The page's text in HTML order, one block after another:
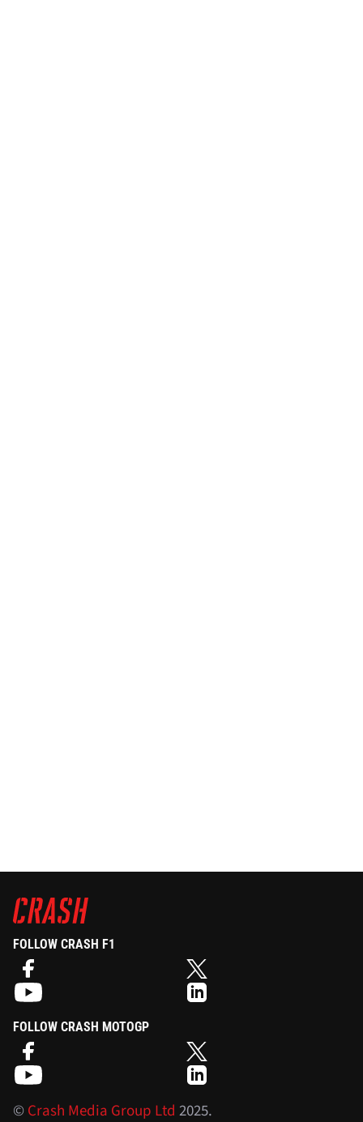
FOLLOW CRASH F1
FOLLOW CRASH MOTOGP
©Crash Media Group Ltd 2025.